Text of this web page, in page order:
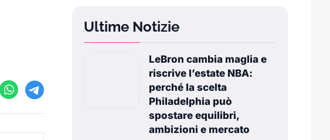
Ultime Notizie
LeBron cambia maglia e
riscrive l’estate NBA:
perché la scelta
Philadelphia può
spostare equilibri,
ambizioni e mercato